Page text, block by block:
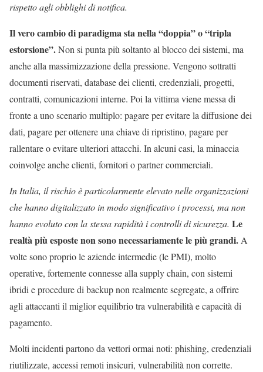
rispetto agli obblighi di notifica.
Il vero cambio di paradigma sta nella “doppia” o “tripla
estorsione”.Non si punta più soltanto al blocco dei sistemi, ma
anche alla massimizzazione della pressione. Vengono sottratti
documenti riservati, database dei clienti, credenziali, progetti,
contratti, comunicazioni interne. Poi la vittima viene messa di
fronte a uno scenario multiplo: pagare per evitare la diffusione dei
dati, pagare per ottenere una chiave di ripristino, pagare per
rallentare o evitare ulteriori attacchi. In alcuni casi, la minaccia
coinvolge anche clienti, fornitori o partner commerciali.
In Italia, il rischio è particolarmente elevato nelle organizzazioni
che hanno digitalizzato in modo significativo i processi, ma non
hanno evoluto con la stessa rapidità i controlli di sicurezza. Le
realtà più esposte non sono necessariamente le più grandi.A
volte sono proprio le aziende intermedie (le PMI), molto
operative, fortemente connesse alla supply chain, con sistemi
ibridi e procedure di backup non realmente segregate, a offrire
agli attaccanti il miglior equilibrio tra vulnerabilità e capacità di
pagamento.
Molti incidenti partono da vettori ormai noti: phishing, credenziali
riutilizzate, accessi remoti insicuri, vulnerabilità non corrette.